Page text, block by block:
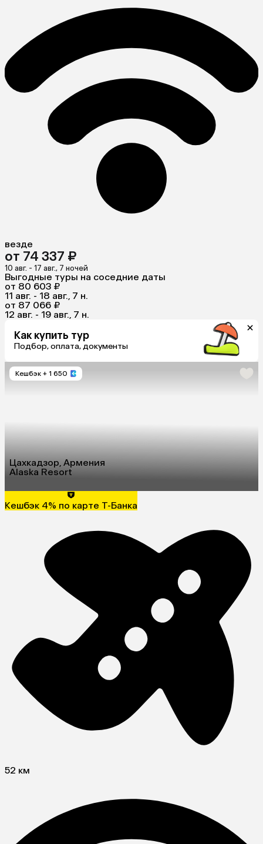
везде
от 74 337 ₽
10 авг. - 17 авг., 7 ночей
Выгодные туры на соседние даты
от 80 603 ₽
11 авг. - 18 авг., 7 н.
от 87 066 ₽
12 авг. - 19 авг., 7 н.
Как купить тур
Подбор, оплата, документы
Кешбэк + 1 650
Цахкадзор, Армения
Alaska Resort
Кешбэк 4% по карте Т-Банка
52 км